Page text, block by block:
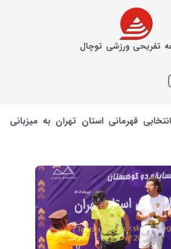
تفریحی ورزشی توچال
قهرمانی استان تهران به میزبانی